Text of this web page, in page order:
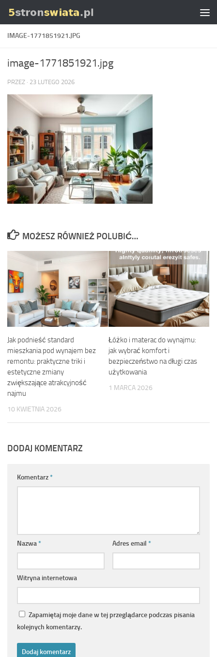
Skip to content
IMAGE-1771851921.JPG
image-1771851921.jpg
PRZEZ · 23 LUTEGO 2026
MOŻESZ RÓWNIEŻ POLUBIĆ…
Jak podnieść standard
mieszkania pod wynajem bez
remontu: praktyczne triki i
estetyczne zmiany
zwiększające atrakcyjność
najmu
10 KWIETNIA 2026
Łóżko i materac do wynajmu:
jak wybrać komfort i
bezpieczeństwo na długi czas
użytkowania
1 MARCA 2026
DODAJ KOMENTARZ
Komentarz*
Nazwa* Adres email *
Witryna internetowa
Zapamiętaj moje dane w tej przeglądarce podczas pisania
kolejnych komentarzy.